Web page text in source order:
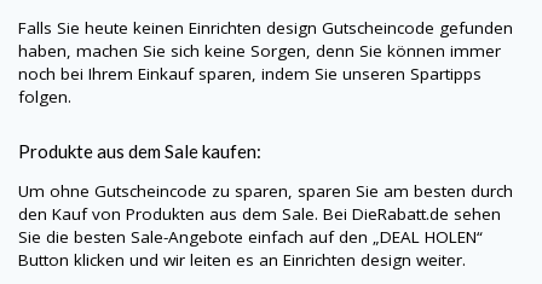
Falls Sie heute keinen Einrichten design Gutscheincode gefunden
haben, machen Sie sich keine Sorgen, denn Sie können immer
noch bei Ihrem Einkauf sparen, indem Sie unseren Spartipps
folgen.
Produkte aus dem Sale kaufen:
Um ohne Gutscheincode zu sparen, sparen Sie am besten durch
den Kauf von Produkten aus dem Sale. Bei DieRabatt.de sehen
Sie die besten Sale-Angebote einfach auf den „DEAL HOLEN“
Button klicken und wir leiten es an Einrichten design weiter.